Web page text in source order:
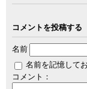
コメントを投稿する
名前
名前を記憶して
コメント：